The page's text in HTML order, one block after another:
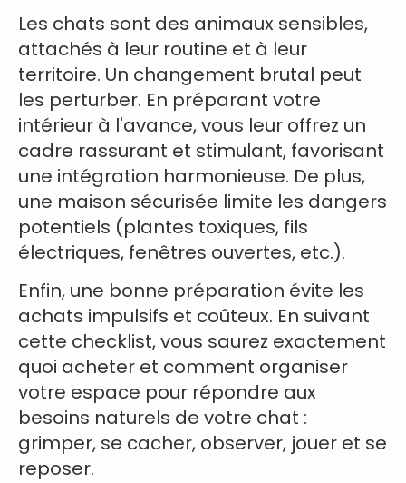
Les chats sont des animaux sensibles,
attachés à leur routine et à leur
territoire. Un changement brutal peut
les perturber. En préparant votre
intérieur à l'avance, vous leur offrez un
cadre rassurant et stimulant, favorisant
une intégration harmonieuse. De plus,
une maison sécurisée limite les dangers
potentiels (plantes toxiques, fils
électriques, fenêtres ouvertes, etc.).
Enfin, une bonne préparation évite les
achats impulsifs et coûteux. En suivant
cette checklist, vous saurez exactement
quoi acheter et comment organiser
votre espace pour répondre aux
besoins naturels de votre chat :
grimper, se cacher, observer, jouer et se
reposer.